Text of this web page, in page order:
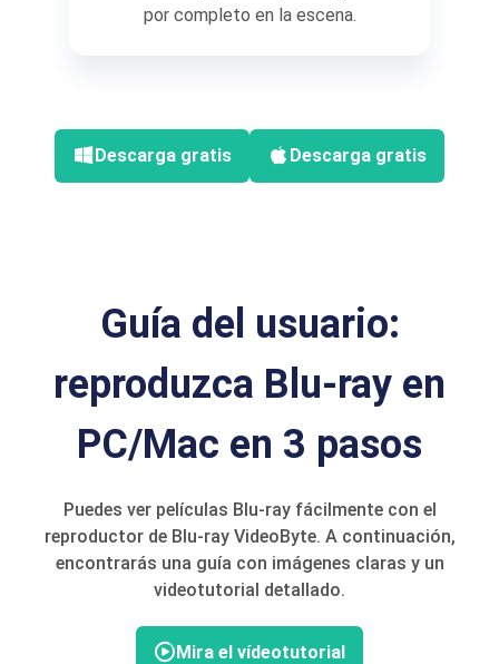
por completo en la escena.
Descarga gratis Descarga gratis
Guía del usuario:
reproduzca Blu-ray en
PC/Mac en 3 pasos
Puedes ver películas Blu-ray fácilmente con el
reproductor de Blu-ray VideoByte. A continuación,
encontrarás una guía con imágenes claras y un
videotutorial detallado.
Mira el vídeotutorial